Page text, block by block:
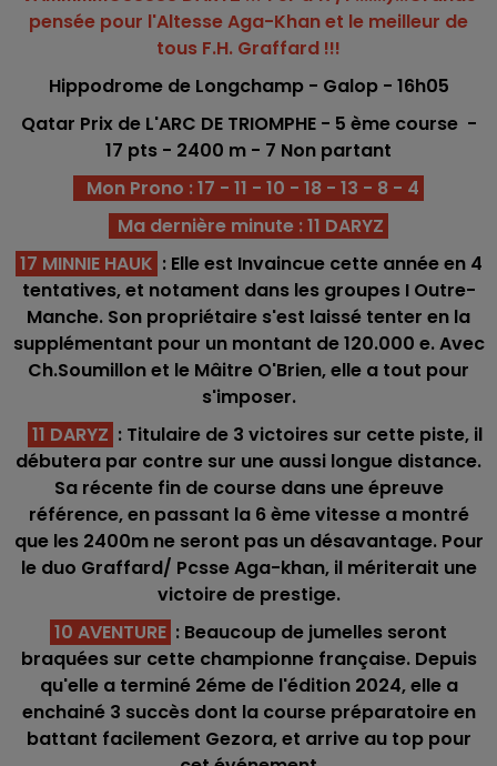
pensée pour l'Altesse Aga-Khan et le meilleur de
tous F.H. Graffard !!!
Hippodrome de Longchamp - Galop - 16h05
Qatar Prix de L'ARC DE TRIOMPHE - 5 ème course -
17 pts - 2400 m - 7 Non partant
Mon Prono : 17 - 11 - 10 - 18 - 13 - 8 - 4
Ma dernière minute : 11 DARYZ
17 MINNIE HAUK : Elle est Invaincue cette année en 4
tentatives, et notament dans les groupes I Outre-
Manche. Son propriétaire s'est laissé tenter en la
supplémentant pour un montant de 120.000 e. Avec
Ch.Soumillon et le Mâitre O'Brien, elle a tout pour
s'imposer.
11 DARYZ : Titulaire de 3 victoires sur cette piste, il
débutera par contre sur une aussi longue distance.
Sa récente fin de course dans une épreuve
référence, en passant la 6 ème vitesse a montré
que les 2400m ne seront pas un désavantage. Pour
le duo Graffard/ Pcsse Aga-khan, il mériterait une
victoire de prestige.
10 AVENTURE : Beaucoup de jumelles seront
braquées sur cette championne française. Depuis
qu'elle a terminé 2éme de l'édition 2024, elle a
enchainé 3 succès dont la course préparatoire en
battant facilement Gezora, et arrive au top pour